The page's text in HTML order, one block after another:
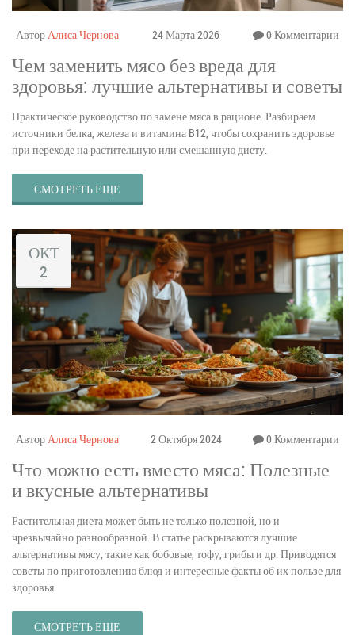
АвторАлиса Чернова 24 Марта 2026 0 Комментарии
Чем заменить мясо без вреда для
здоровья: лучшие альтернативы и советы
Практическое руководство по замене мяса в рационе. Разбираем
источники белка, железа и витамина B12, чтобы сохранить здоровье
при переходе на растительную или смешанную диету.
СМОТРЕТЬ ЕЩЕ
ОКТ
2
АвторАлиса Чернова 2 Октября 2024 0 Комментарии
Что можно есть вместо мяса: Полезные
и вкусные альтернативы
Растительная диета может быть не только полезной, но и
чрезвычайно разнообразной. В статье раскрываются лучшие
альтернативы мясу, такие как бобовые, тофу, грибы и др. Приводятся
советы по приготовлению блюд и интересные факты об их пользе для
здоровья.
СМОТРЕТЬ ЕЩЕ